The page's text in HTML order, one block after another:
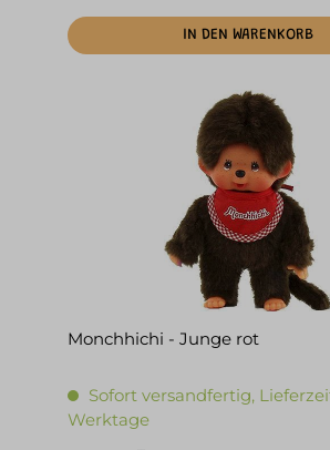
IN DEN WARENKORB
Monchhichi - Junge rot
Sofort versandfertig,
Werktage